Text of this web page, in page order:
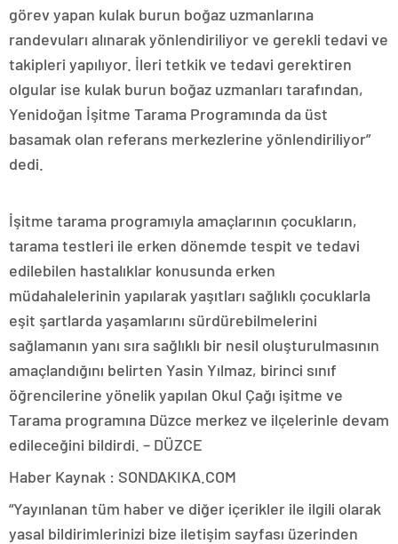
görev yapan kulak burun boğaz uzmanlarına
randevuları alınarak yönlendiriliyor ve gerekli tedavi ve
takipleri yapılıyor. İleri tetkik ve tedavi gerektiren
olgular ise kulak burun boğaz uzmanları tarafından,
Yenidoğan İşitme Tarama Programında da üst
basamak olan referans merkezlerine yönlendiriliyor”
dedi.
İşitme tarama programıyla amaçlarının çocukların,
tarama testleri ile erken dönemde tespit ve tedavi
edilebilen hastalıklar konusunda erken
müdahalelerinin yapılarak yaşıtları sağlıklı çocuklarla
eşit şartlarda yaşamlarını sürdürebilmelerini
sağlamanın yanı sıra sağlıklı bir nesil oluşturulmasının
amaçlandığını belirten Yasin Yılmaz, birinci sınıf
öğrencilerine yönelik yapılan Okul Çağı işitme ve
Tarama programına Düzce merkez ve ilçelerinle devam
edileceğini bildirdi. – DÜZCE
Haber Kaynak : SONDAKIKA.COM
“Yayınlanan tüm haber ve diğer içerikler ile ilgili olarak
yasal bildirimlerinizi bize iletişim sayfası üzerinden